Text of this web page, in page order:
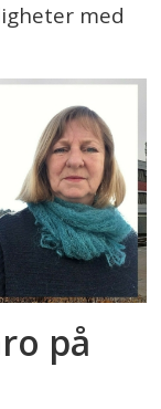
med
på